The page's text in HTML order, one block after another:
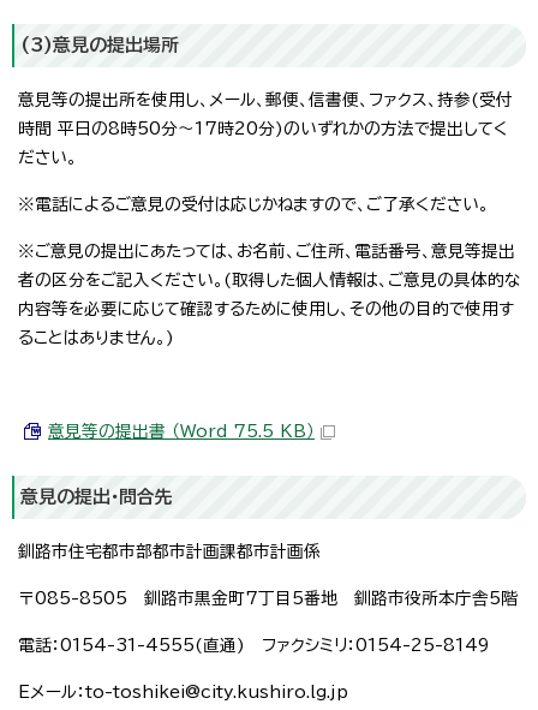
(3)意見の提出場所
意見等の提出所を使用し、メール、郵便、信書便、ファクス、持参(受付
時間 平日の8時50分～17時20分)のいずれかの方法で提出してく
ださい。
※電話によるご意見の受付は応じかねますので、ご了承ください。
※ご意見の提出にあたっては、お名前、ご住所、電話番号、意見等提出
者の区分をご記入ください。(取得した個人情報は、ご意見の具体的な
内容等を必要に応じて確認するために使用し、その他の目的で使用す
ることはありません。)
意見等の提出書 （Word 75.5 KB）
意見の提出・問合先
釧路市住宅都市部都市計画課都市計画係
〒085-8505 釧路市黒金町7丁目5番地 釧路市役所本庁舎5階
電話：0154-31-4555(直通) ファクシミリ：0154-25-8149
Eメール：to-toshikei@city.kushiro.lg.jp